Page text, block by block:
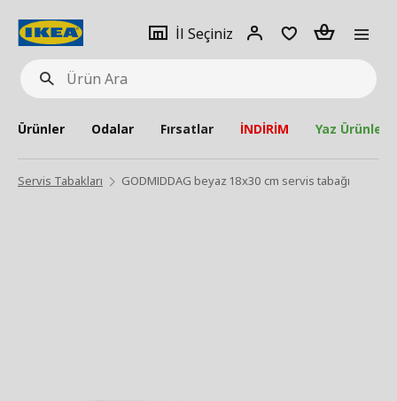
Ürün
Ara
İl Seçiniz
Giriş
Adet
Ürünler Odalar Fırsatlar İNDİRİM Yaz Ürünleri
Servis Tabakları GODMIDDAG beyaz 18x30 cm servis tabağı